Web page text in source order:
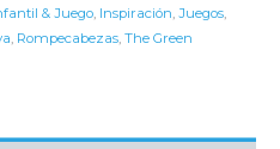
& Juego, Inspiración, Juegos,
, Rompecabezas, The Green